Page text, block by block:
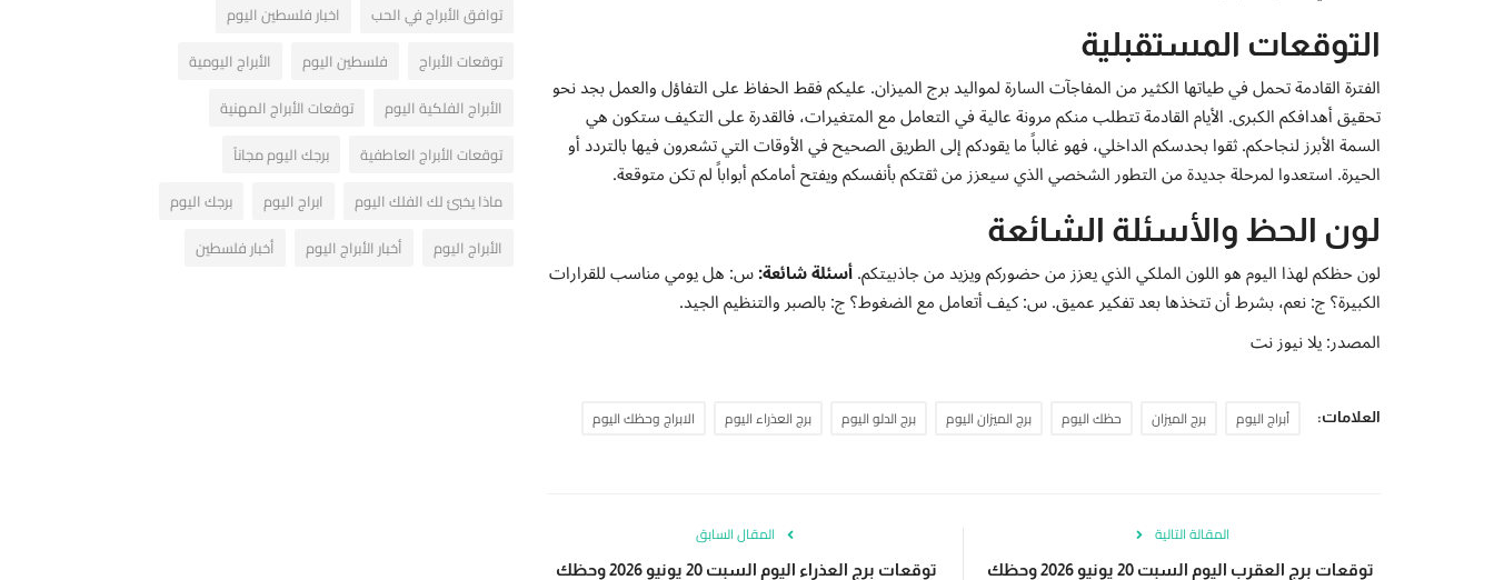
التوقعات المستقبلية
الفترة القادمة تحمل في طياتها الكثير من المفاجآت السارة لمواليد برج الميزان. عليكم فقط الحفاظ على التفاؤل والعمل بجد نحو
تحقيق أهدافكم الكبرى. الأيام القادمة تتطلب منكم مرونة عالية في التعامل مع المتغيرات، فالقدرة على التكيف ستكون هي
السمة الأبرز لنجاحكم. ثقوا بحدسكم الداخلي، فهو غالباً ما يقودكم إلى الطريق الصحيح في الأوقات التي تشعرون فيها بالتردد أو
الحيرة. استعدوا لمرحلة جديدة من التطور الشخصي الذي سيعزز من ثقتكم بأنفسكم ويفتح أمامكم أبواباً لم تكن متوقعة.
لون الحظ والأسئلة الشائعة
لون حظكم لهذا اليوم هو اللون الملكي الذي يعزز من حضوركم ويزيد من جاذبيتكم.أسئلة شائعة:س: هل يومي مناسب للقرارات
الكبيرة؟ ج: نعم، بشرط أن تتخذها بعد تفكير عميق. س: كيف أتعامل مع الضغوط؟ ج: بالصبر والتنظيم الجيد.
المصدر: يلا نيوز نت
العلامات: أبراج اليوم برج الميزان حظك اليوم برج الميزان اليوم برج الدلو اليوم برج العذراء اليوم الابراج وحظك اليوم
المقال السابق
توقعات برج العذراء اليوم السبت 20 يونيو 2026 وحظك
المقالة التالية
توقعات برج العقرب اليوم السبت 20 يونيو 2026 وحظك
توافق الأبراج في الحب
اخبار فلسطين اليوم
توقعات الأبراج
فلسطين اليوم
الأبراج اليومية
الأبراج الفلكية اليوم
توقعات الأبراج المهنية
توقعات الأبراج العاطفية
برجك اليوم مجاناً
ماذا يخبئ لك الفلك اليوم
ابراج اليوم
برجك اليوم
الأبراج اليوم
أخبار الأبراج اليوم أخبار فلسطين